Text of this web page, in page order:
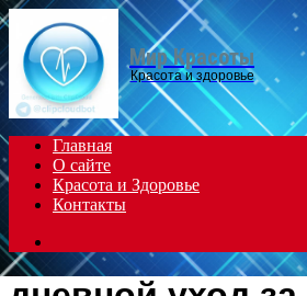
Menu
Мир Красоты
Красота и здоровье
Главная
О сайте
Красота и Здоровье
Контакты